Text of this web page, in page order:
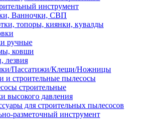
инструмент
Ванночки, СВП
топоры, киянки, кувалды
ручные
ковши
лезвия
Пассатижи/Клещи/Ножницы
строительные пылесосы
строительные
высокого давления
для строительных пылесосов
разметочный инструмент